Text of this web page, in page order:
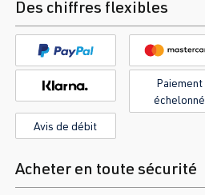
Des chiffres flexibles
Paiement
échelonné
Avis de débit
Acheter en toute sécurité